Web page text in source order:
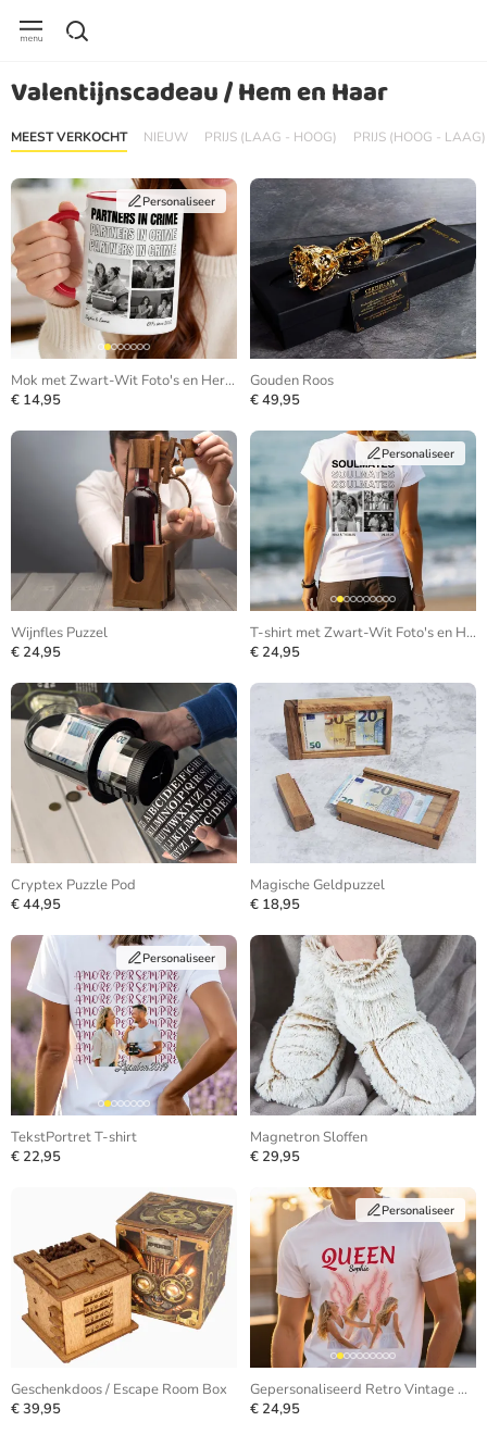
Valentijnscadeau / Hem en Haar
MEEST VERKOCHT NIEUW PRIJS (LAAG - HOOG) PRIJS (HOOG - LAAG)
Personaliseer
Mok met Zwart-Wit Foto's en Herhalende Tekst
€ 14,95
Gouden Roos
€ 49,95
Wijnfles Puzzel
€ 24,95
Personaliseer
T-shirt met Zwart-Wit Foto's en Herhalende Tekst
€ 24,95
Cryptex Puzzle Pod
€ 44,95
Magische Geldpuzzel
€ 18,95
Personaliseer
TekstPortret T-shirt
€ 22,95
Magnetron Sloffen
€ 29,95
Geschenkdoos / Escape Room Box
€ 39,95
Personaliseer
Gepersonaliseerd Retro Vintage Bootleg T-shirt
€ 24,95